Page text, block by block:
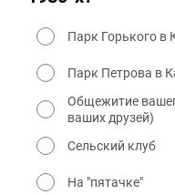
Парк Горького в
Парк Петрова в
Общежитие
ваших друзей)
Сельский клуб
На "пятачке"